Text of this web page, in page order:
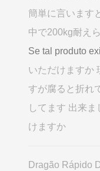
簡単に言います
中で200kg耐え
Se tal produto
いただけますか
すが腐ると折れ
してます 出来
けますか
Dragão Rápido